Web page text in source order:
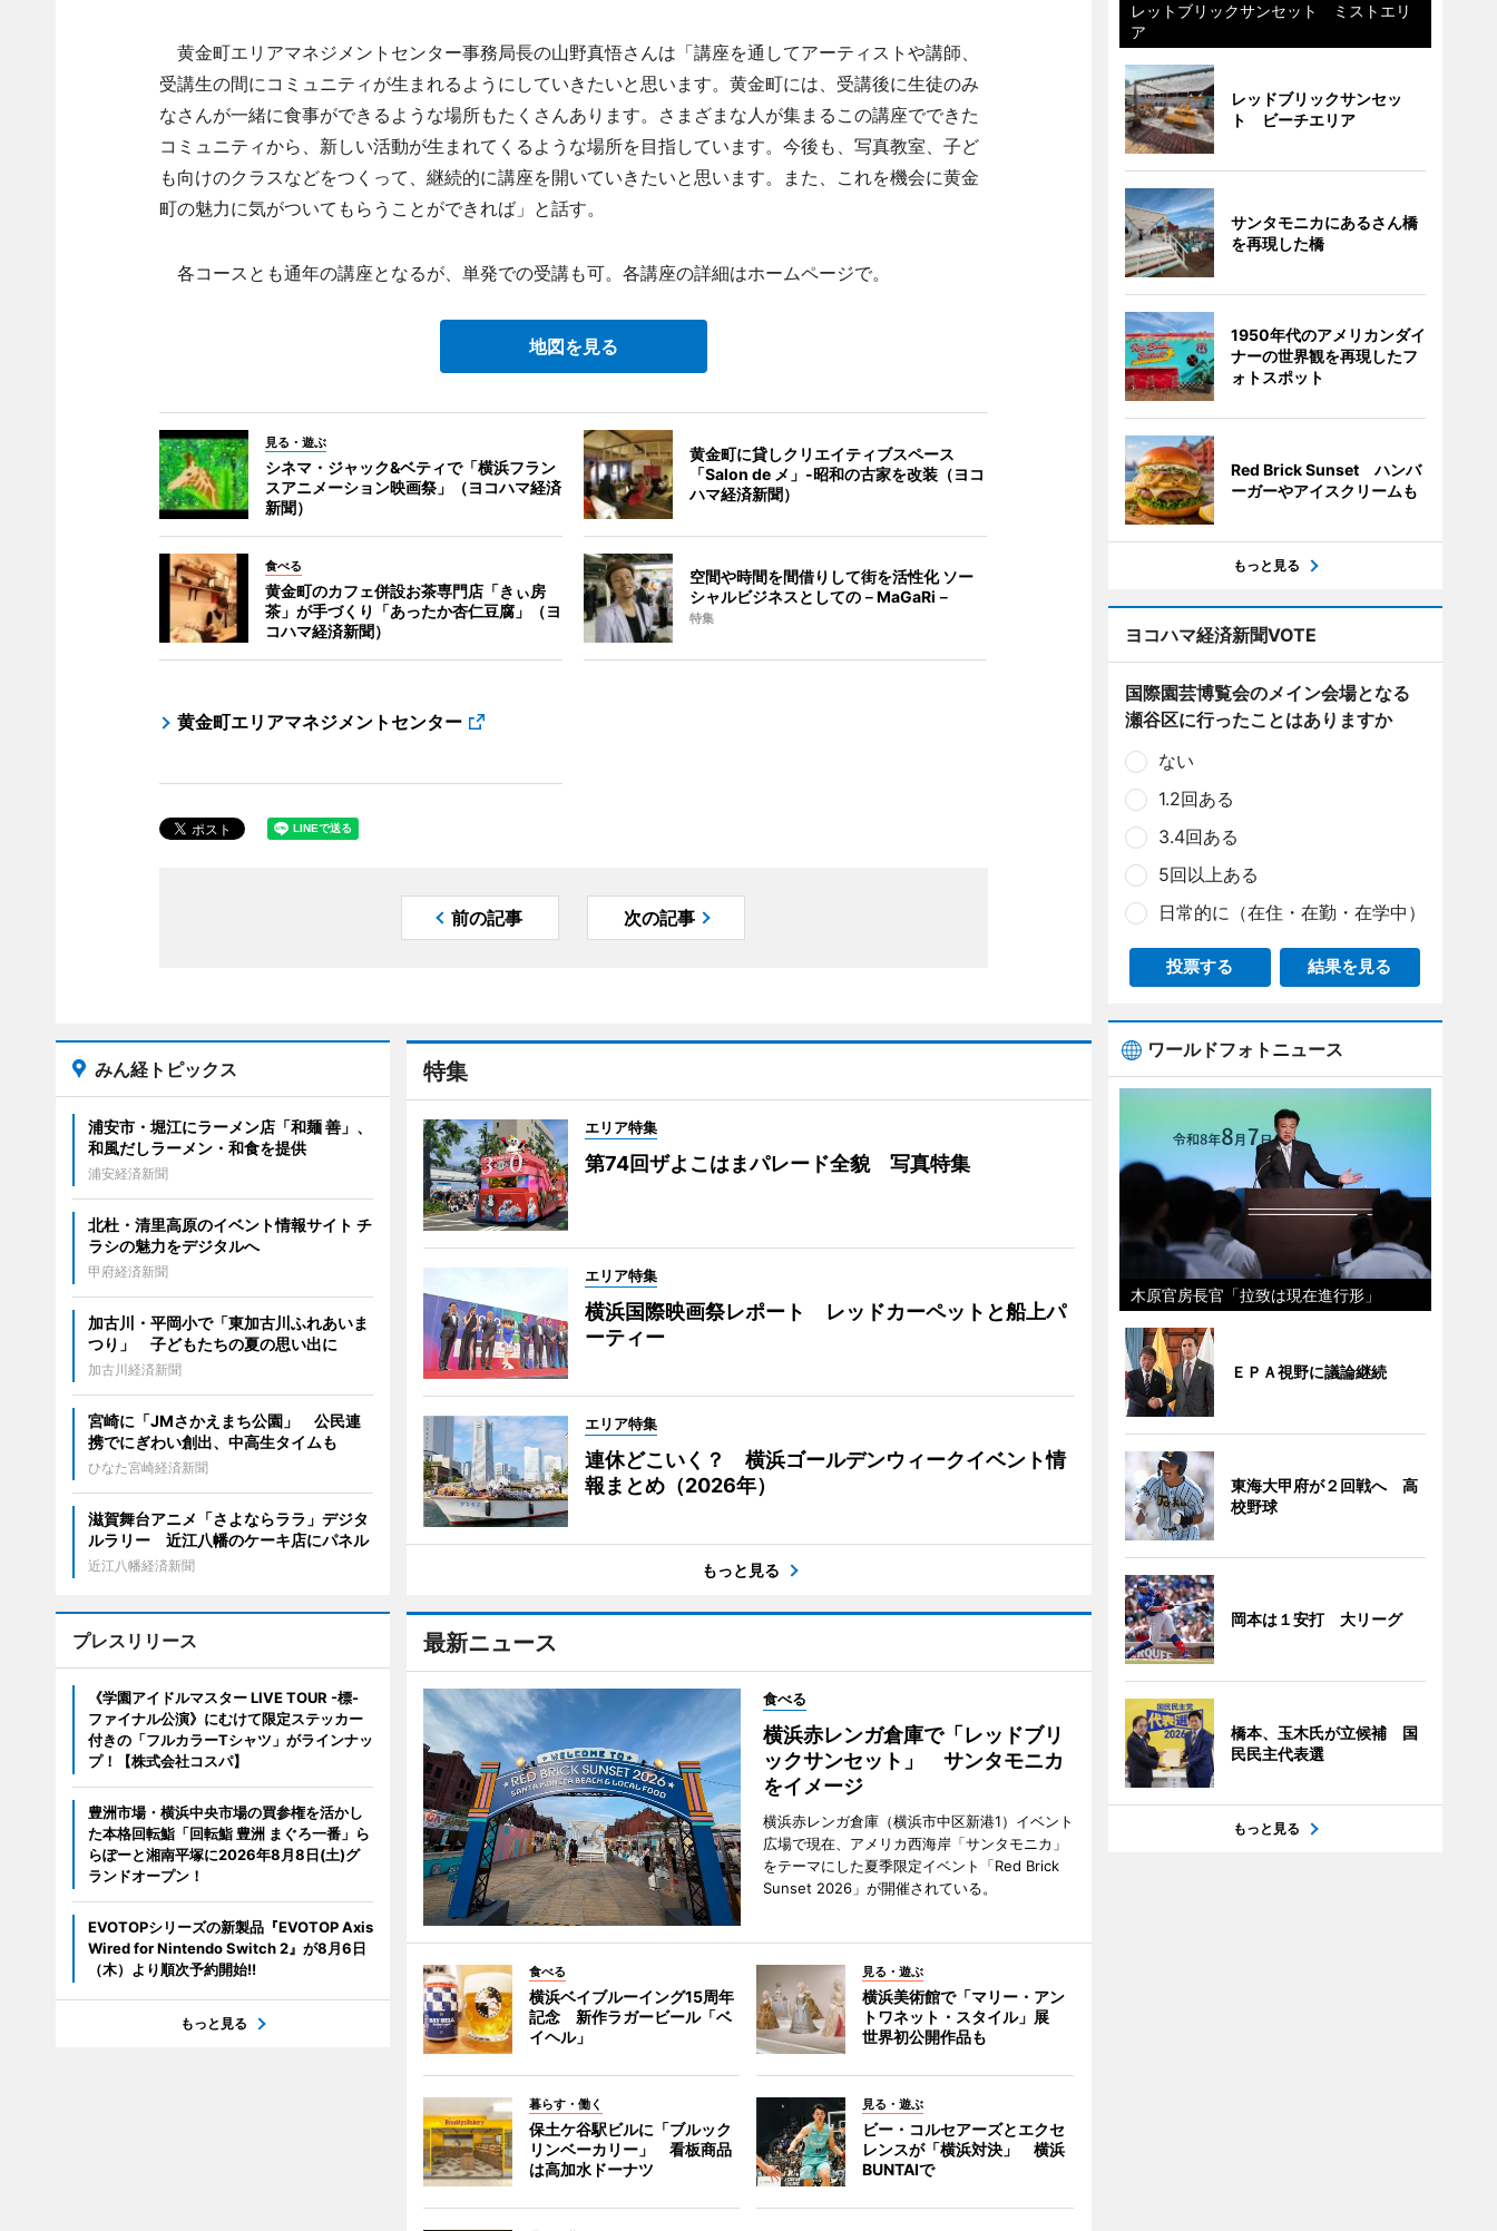
黄金町エリアマネジメントセンター事務局長の山野真悟さんは「講座を通してアーティストや講師、
受講生の間にコミュニティが生まれるようにしていきたいと思います。黄金町には、受講後に生徒のみ
なさんが一緒に食事ができるような場所もたくさんあります。さまざまな人が集まるこの講座でできた
コミュニティから、新しい活動が生まれてくるような場所を目指しています。今後も、写真教室、子ど
も向けのクラスなどをつくって、継続的に講座を開いていきたいと思います。また、これを機会に黄金
町の魅力に気がついてもらうことができれば」と話す。
各コースとも通年の講座となるが、単発での受講も可。各講座の詳細はホームページで。
地図を見る
見る・遊ぶ
シネマ・ジャック&ベティで「横浜フラン
スアニメーション映画祭」（ヨコハマ経済
新聞）
黄金町に貸しクリエイティブスペース
「Salon de メ」-昭和の古家を改装（ヨコ
ハマ経済新聞）
食べる
黄金町のカフェ併設お茶専門店「きぃ房
茶」が手づくり「あったか杏仁豆腐」（ヨ
コハマ経済新聞）
空間や時間を間借りして街を活性化 ソー
シャルビジネスとしての－MaGaRi－
特集
黄金町エリアマネジメントセンター
前の記事 次の記事
特集
エリア特集
第74回ザよこはまパレード全貌 写真特集
エリア特集
横浜国際映画祭レポート レッドカーペットと船上パ
ーティー
エリア特集
連休どこいく？ 横浜ゴールデンウィークイベント情
報まとめ（2026年）
もっと見る
最新ニュース
食べる
横浜赤レンガ倉庫で「レッドブリ
ックサンセット」 サンタモニカ
をイメージ
横浜赤レンガ倉庫（横浜市中区新港1）イベント
広場で現在、アメリカ西海岸「サンタモニカ」
をテーマにした夏季限定イベント「Red Brick
Sunset 2026」が開催されている。
食べる
横浜ベイブルーイング15周年
記念 新作ラガービール「ベ
イヘル」
見る・遊ぶ
横浜美術館で「マリー・アン
トワネット・スタイル」展
世界初公開作品も
暮らす・働く
保土ケ谷駅ビルに「ブルック
リンベーカリー」 看板商品
は高加水ドーナツ
見る・遊ぶ
ビー・コルセアーズとエクセ
レンスが「横浜対決」 横浜
BUNTAIで
みん経トピックス
浦安市・堀江にラーメン店「和麺 善」、
和風だしラーメン・和食を提供
浦安経済新聞
北杜・清里高原のイベント情報サイト チ
ラシの魅力をデジタルへ
甲府経済新聞
加古川・平岡小で「東加古川ふれあいま
つり」 子どもたちの夏の思い出に
加古川経済新聞
宮崎に「JMさかえまち公園」 公民連
携でにぎわい創出、中高生タイムも
ひなた宮崎経済新聞
滋賀舞台アニメ「さよならララ」デジタ
ルラリー 近江八幡のケーキ店にパネル
近江八幡経済新聞
プレスリリース
《学園アイドルマスター LIVE TOUR -標-
ファイナル公演》にむけて限定ステッカー
付きの「フルカラーTシャツ」がラインナッ
プ！【株式会社コスパ】
豊洲市場・横浜中央市場の買参権を活かし
た本格回転鮨「回転鮨 豊洲 まぐろ一番」ら
らぽーと湘南平塚に2026年8月8日(土)グ
ランドオープン！
EVOTOPシリーズの新製品『EVOTOP Axis
Wired for Nintendo Switch 2』が8月6日
（木）より順次予約開始!!
もっと見る
レットブリックサンセット ミストエリ
ア
レッドブリックサンセッ
ト ビーチエリア
サンタモニカにあるさん橋
を再現した橋
1950年代のアメリカンダイ
ナーの世界観を再現したフ
ォトスポット
Red Brick Sunset ハンバ
ーガーやアイスクリームも
もっと見る
ヨコハマ経済新聞VOTE
国際園芸博覧会のメイン会場となる
瀬谷区に行ったことはありますか
ない
1.2回ある
3.4回ある
5回以上ある
日常的に（在住・在勤・在学中）
投票する 結果を見る
ワールドフォトニュース
木原官房長官「拉致は現在進行形」
ＥＰＡ視野に議論継続
東海大甲府が２回戦へ 高
校野球
岡本は１安打 大リーグ
橋本、玉木氏が立候補 国
民民主代表選
もっと見る